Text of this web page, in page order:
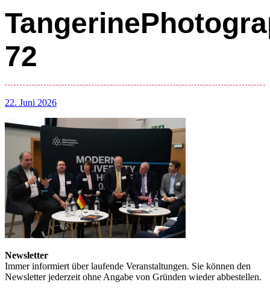
72
22. Juni 2026
Newsletter
Immer informiert über laufende Veranstaltungen. Sie können den
Newsletter jederzeit ohne Angabe von Gründen wieder abbestellen.